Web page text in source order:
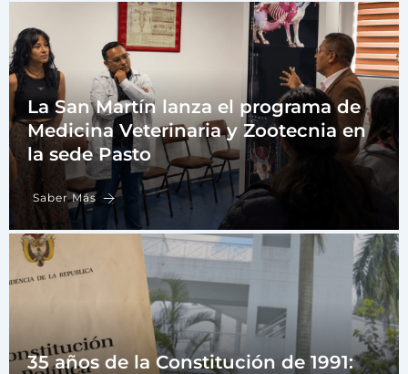
La San Martín lanza el programa de
Medicina Veterinaria y Zootecnia en
la sede Pasto
Saber Más
35 años de la Constitución de 1991: